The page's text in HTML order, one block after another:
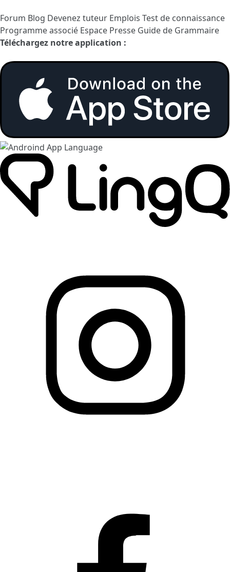
Forum Blog Devenez tuteur Emplois Test de connaissance
Programme associé Espace Presse Guide de Grammaire
Téléchargez notre application :